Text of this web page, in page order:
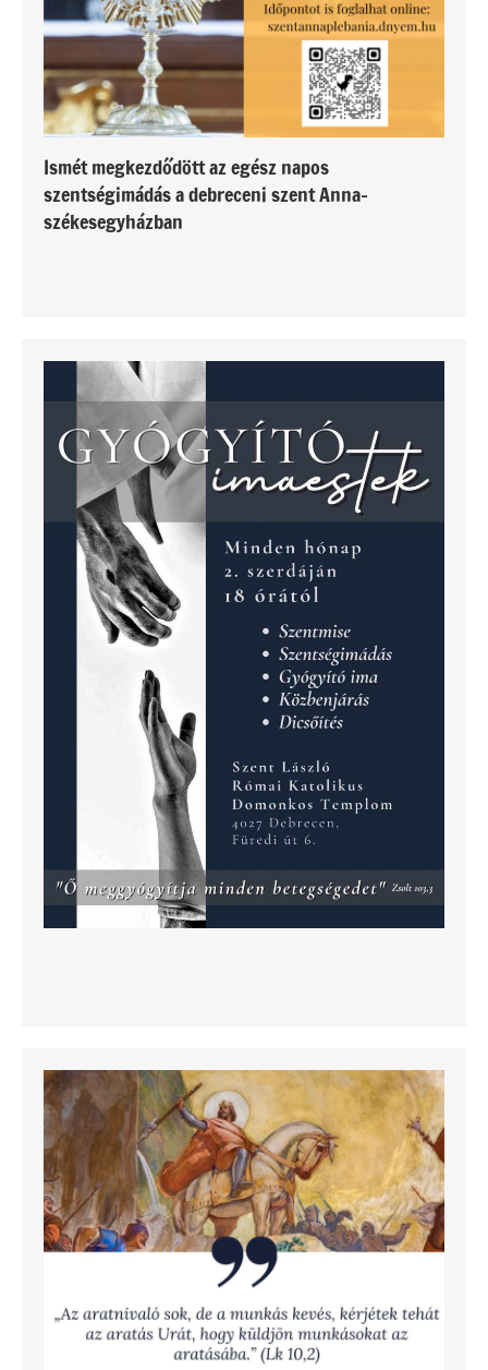
Ismét megkezdődött az egész napos
szentségimádás a debreceni szent Anna-
székesegyházban